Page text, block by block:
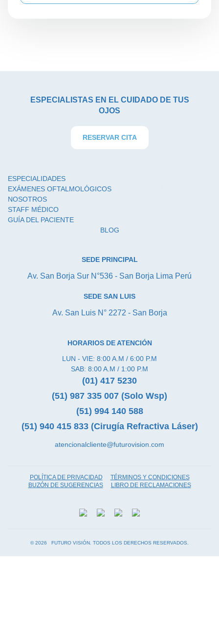
ESPECIALISTAS EN EL CUIDADO DE TUS
OJOS
RESERVAR CITA
ESPECIALIDADES
EXÁMENES OFTALMOLÓGICOS
NOSOTROS
STAFF MÉDICO
GUÍA DEL PACIENTE
BLOG
SEDE PRINCIPAL
Av. San Borja Sur N°536 - San Borja Lima Perú
SEDE SAN LUIS
Av. San Luis N° 2272 - San Borja
HORARIOS DE ATENCIÓN
LUN - VIE: 8:00 A.M / 6:00 P.M
SAB: 8:00 A.M / 1:00 P.M
(01) 417 5230
(51) 987 335 007 (Solo Wsp)
(51) 994 140 588
(51) 940 415 833 (Cirugía Refractiva Láser)
atencionalcliente@futurovision.com
POLÍTICA DE PRIVACIDAD
TÉRMINOS Y CONDICIONES
BUZÓN DE SUGERENCIAS
LIBRO DE RECLAMACIONES
© FUTURO VISIÓN. TODOS LOS DERECHOS RESERVADOS.